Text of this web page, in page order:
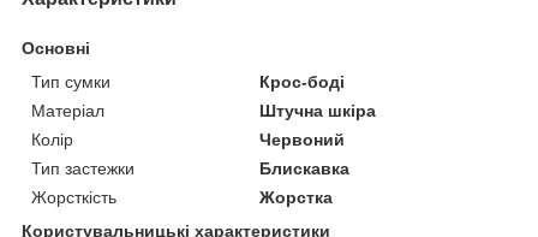
Основні
Тип сумки
Крос-боді
Матеріал
Штучна шкіра
Колір
Червоний
Тип застежки
Блискавка
Жорсткість
Жорстка
Користувальницькі характеристики